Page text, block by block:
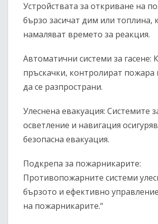
Устройствата за откриване на
бързо засичат дим или топлина,
намаляват времето за реакция.
Автоматични системи за гасене:
пръскачки, контролират пожара
да се разпространи.
Улеснена евакуация: Системите
осветление и навигация
безопасна евакуация.
Подкрепа за пожарникарите:
Противопожарните системи
бързото и ефективно
на пожарникарите.“